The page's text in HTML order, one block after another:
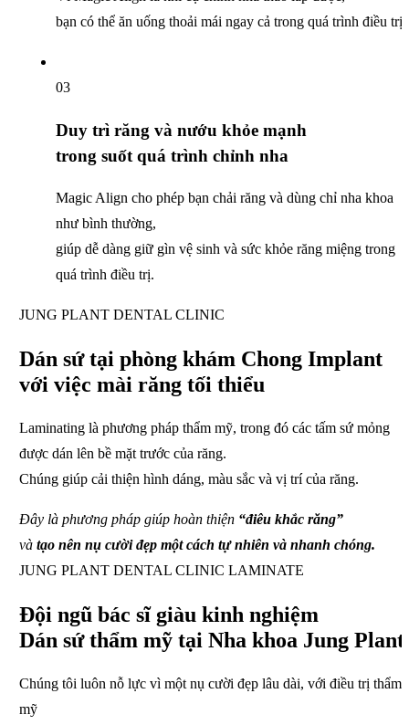
bạn có thể ăn uống thoải mái ngay cả trong quá trình điều trị
03
Duy trì răng và nướu khỏe mạnh
trong suốt quá trình chỉnh nha
Magic Align cho phép bạn chải răng và dùng chỉ nha khoa
như bình thường,
giúp dễ dàng giữ gìn vệ sinh và sức khỏe răng miệng trong
quá trình điều trị.
JUNG PLANT DENTAL CLINIC
Dán sứ tại phòngkhám Chong Implant
với việc mài răng tối thiểu
Laminating là phương phápthẩm mỹ, trong đó các tấm sứ mỏng
được dán lên bề mặt trước của răng.
Chúng giúp cải thiện hình dáng, màu sắc và vị trí của răng.
Đây là phương pháp giúp hoàn thiện “điêu khắc răng”
và tạo nên nụ cười đẹp một cách tự nhiên và nhanh chóng.
JUNG PLANT DENTAL CLINIC LAMINATE
Đội ngũ bác sĩgiàu kinh nghiệm
Dán sứ thẩm mỹ tại Nha khoa Jung Plant
Chúng tôi luôn nỗ lực vì một nụ cười đẹplâu dài, với điều trị thẩm
mỹ